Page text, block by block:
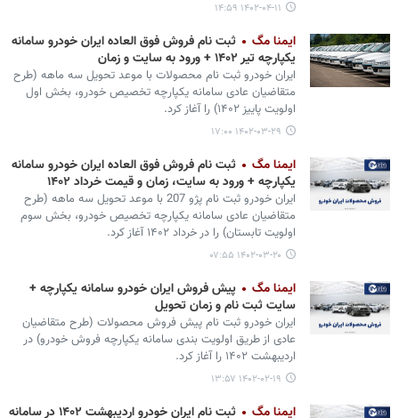
۱۴۰۲-۰۴-۱۱ ۱۴:۵۹
ایمنا مگ
ثبت نام فروش فوق العاده ایران خودرو سامانه
یکپارچه تیر ۱۴۰۲ + ورود به سایت و زمان
​​​​​​​ایران خودرو ثبت نام محصولات با موعد تحویل سه ماهه (طرح
متقاضیان عادی سامانه یکپارچه تخصیص خودرو، بخش اول
اولویت پاییز ۱۴۰۲) را آغاز کرد.
۱۴۰۲-۰۳-۲۹ ۱۷:۰۰
ایمنا مگ
ثبت نام فروش فوق العاده ایران خودرو سامانه
یکپارچه + ورود به سایت، زمان و قیمت خرداد ۱۴۰۲
ایران خودرو ثبت نام پژو 207 با موعد تحویل سه ماهه (طرح
متقاضیان عادی سامانه یکپارچه تخصیص خودرو، بخش سوم
اولویت تابستان) را در خرداد ۱۴۰۲ آغاز کرد.
۱۴۰۲-۰۳-۲۰ ۰۷:۵۵
ایمنا مگ
پیش فروش ایران خودرو سامانه یکپارچه +
سایت ثبت نام و زمان تحویل
ایران خودرو ثبت نام پیش فروش محصولات (طرح متقاضیان
عادی از طریق اولویت بندی سامانه یکپارچه فروش خودرو) در
اردیبهشت ۱۴۰۲ را آغاز کرد.
۱۴۰۲-۰۲-۱۹ ۱۳:۵۷
ایمنا مگ ثبت نام ایران خودرو اردیبهشت ۱۴۰۲ در سامانه